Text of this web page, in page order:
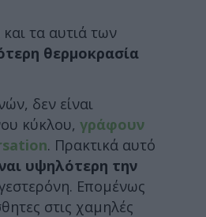
τα αυτιά των
θερμοκρασία
δεν είναι
κύκλου, γράφουν
. Πρακτικά αυτό
υψηλότερη την
Επομένως
στις χαμηλές